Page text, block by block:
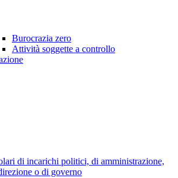
Burocrazia zero
Attività soggette a controllo
di incarichi politici, di amministrazione,
o di governo